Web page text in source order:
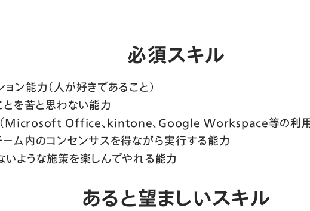
必須スキル
ン能力（人が好きであること）
とを苦と思わない能力
（Microsoft Office、kintone、Google Workspace等の利用
ーム内のコンセンサスを得ながら実行する能力
いような施策を楽しんでやれる能力
あると望ましいスキル